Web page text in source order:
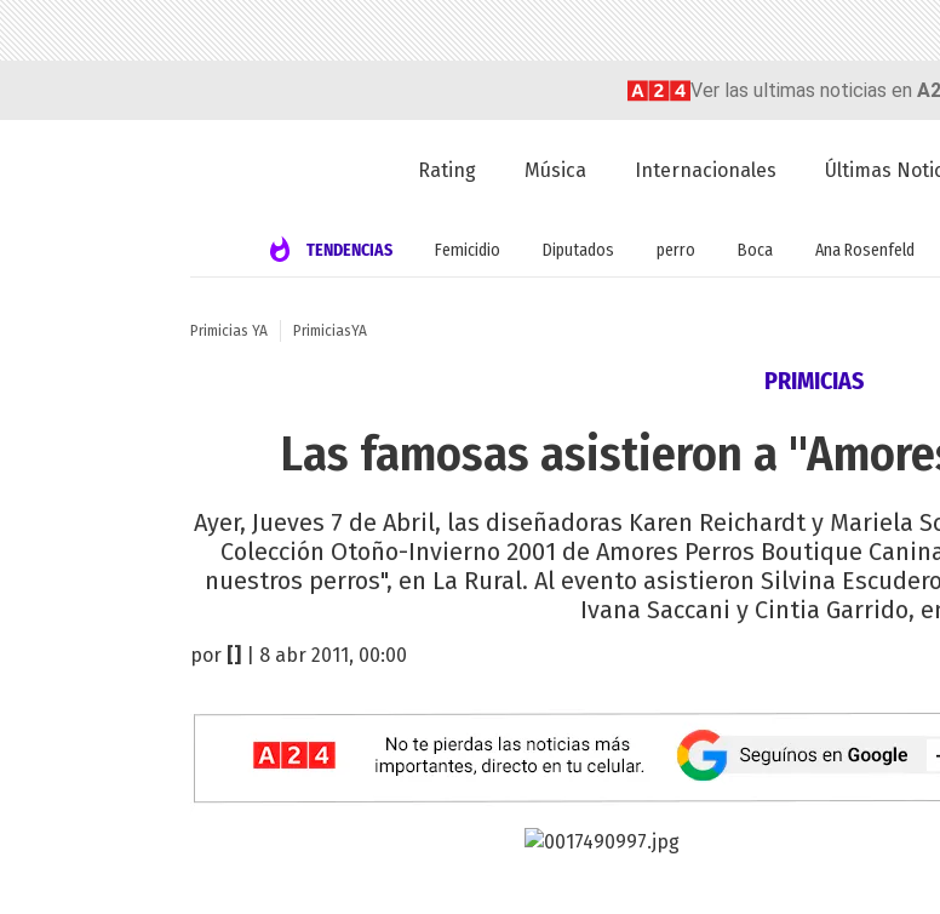
Ver las ultimas noticias en
Rating Música Internacionales Últimas
TENDENCIAS Femicidio Diputados perro Boca Ana Rosenfeld
Primicias YA PrimiciasYA
PRIMICIAS
Las famosas asistieron a
Ayer, Jueves 7 de Abril, las diseñadoras Karen Reichardt y Mariela
Colección Otoño-Invierno 2001 de Amores Perros Boutique
nuestros perros", en La Rural. Al evento asistieron Silvina
Ivana Saccani y Cintia Garrido,
por | 8 abr 2011, 00:00